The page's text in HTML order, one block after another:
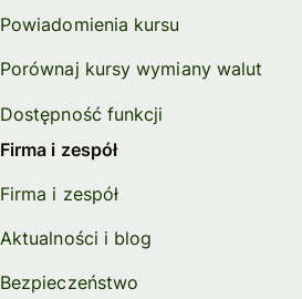
Powiadomienia kursu
Porównaj kursy wymiany walut
Dostępność funkcji
Firma i zespół
Firma i zespół
Aktualności i blog
Bezpieczeństwo